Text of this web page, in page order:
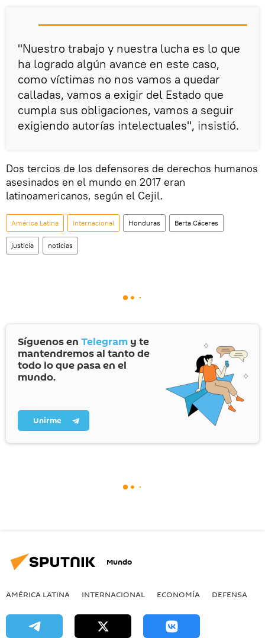
"Nuestro trabajo y nuestra lucha es lo que
ha logrado algún avance en este caso,
como víctimas no nos vamos a quedar
calladas, vamos a exigir del Estado que
cumpla sus obligaciones, vamos a seguir
exigiendo autorías intelectuales", insistió.
Dos tercios de los defensores de derechos humanos
asesinados en el mundo en 2017 eran
latinoamericanos, según el Cejil.
América Latina Internacional Honduras Berta Cáceres
justicia noticias
Síguenos en Telegram y te
mantendremos al tanto de
todo lo que pasa en el
mundo.
Unirme
Mundo
AMÉRICA LATINA INTERNACIONAL ECONOMÍA DEFENSA